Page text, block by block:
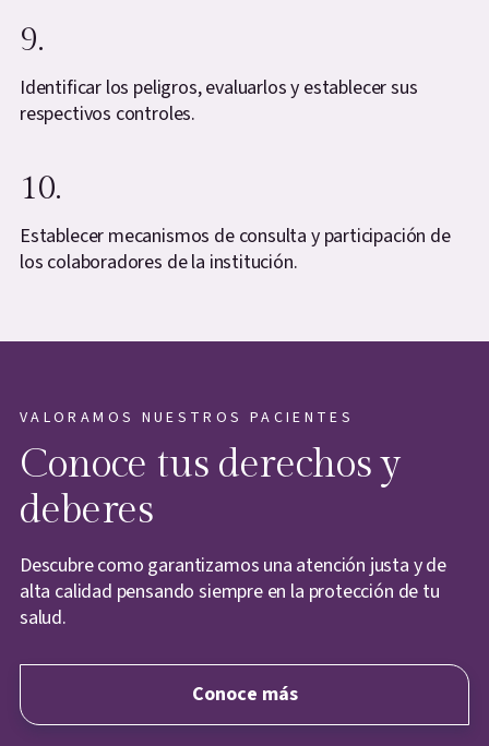
9.
Identificar los peligros, evaluarlos y establecer sus
respectivos controles.
10.
Establecer mecanismos de consulta y participación de
los colaboradores de la institución.
VALORAMOS NUESTROS PACIENTES
Conoce tus derechos y
deberes
Descubre como garantizamos una atención justa y de
alta calidad pensando siempre en la protección de tu
salud.
Conoce más